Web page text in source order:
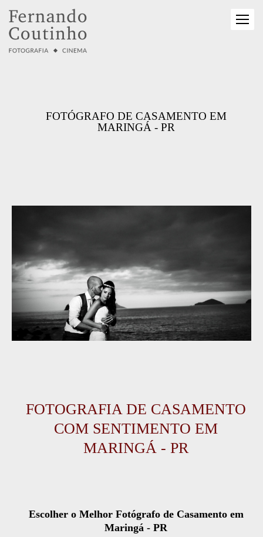
FOTÓGRAFO DE CASAMENTO EM
MARINGÁ - PR
FOTOGRAFIA DE CASAMENTO
COM SENTIMENTO EM
MARINGÁ - PR
Escolher o Melhor Fotógrafo de Casamento em
Maringá - PR